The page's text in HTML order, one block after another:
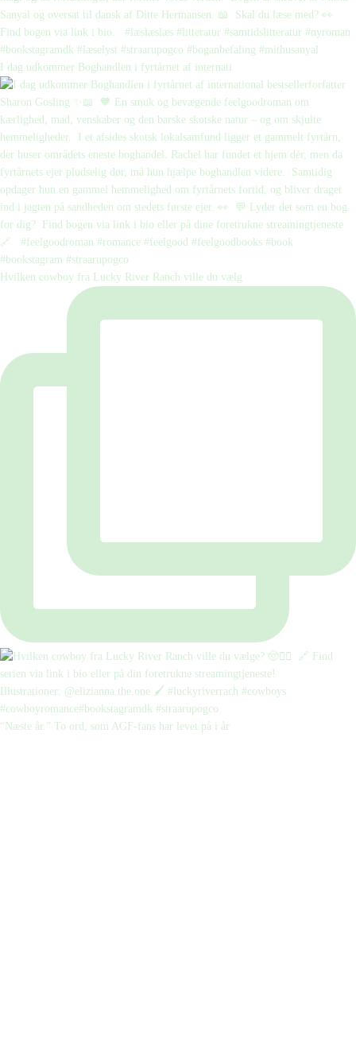
I dag udkommer Boghandlen i fyrtårnet af internati
Hvilken cowboy fra Lucky River Ranch ville du vælg
“Næste år.” To ord, som AGF-fans har levet på i år